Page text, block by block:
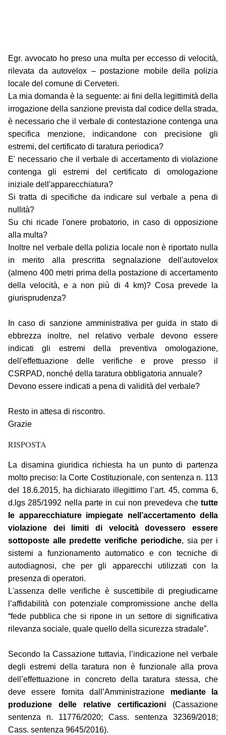
Egr. avvocato ho preso una multa per eccesso di velocità,
rilevata da autovelox – postazione mobile della polizia
locale del comune di Cerveteri.
La mia domanda è la seguente: ai fini della legittimità della
irrogazione della sanzione prevista dal codice della strada,
è necessario che il verbale di contestazione contenga una
specifica menzione, indicandone con precisione gli
estremi, del certificato di taratura periodica?
E' necessario che il verbale di accertamento di violazione
contenga gli estremi del certificato di omologazione
iniziale dell'apparecchiatura?
Si tratta di specifiche da indicare sul verbale a pena di
nullità?
Su chi ricade l'onere probatorio, in caso di opposizione
alla multa?
Inoltre nel verbale della polizia locale non è riportato nulla
in merito alla prescritta segnalazione dell'autovelox
(almeno 400 metri prima della postazione di accertamento
della velocità, e a non più di 4 km)? Cosa prevede la
giurisprudenza?
In caso di sanzione amministrativa per guida in stato di
ebbrezza inoltre, nel relativo verbale devono essere
indicati gli estremi della preventiva omologazione,
dell'effettuazione delle verifiche e prove presso il
CSRPAD, nonché della taratura obbligatoria annuale?
Devono essere indicati a pena di validità del verbale?
Resto in attesa di riscontro.
Grazie
RISPOSTA
La disamina giuridica richiesta ha un punto di partenza
molto preciso: la Corte Costituzionale, con sentenza n. 113
del 18.6.2015, ha dichiarato illegittimo l’art. 45, comma 6,
d.lgs 285/1992 nella parte in cui non prevedeva che tutte
le apparecchiature impiegate nell’accertamento della
violazione dei limiti di velocità dovessero essere
sottoposte alle predette verifiche periodiche, sia per i
sistemi a funzionamento automatico e con tecniche di
autodiagnosi, che per gli apparecchi utilizzati con la
presenza di operatori.
L'assenza delle verifiche è suscettibile di pregiudicarne
l’affidabilità con potenziale compromissione anche della
“fede pubblica che si ripone in un settore di significativa
rilevanza sociale, quale quello della sicurezza stradale”.
Secondo la Cassazione tuttavia, l’indicazione nel verbale
degli estremi della taratura non è funzionale alla prova
dell’effettuazione in concreto della taratura stessa, che
deve essere fornita dall’Amministrazione mediante la
produzione delle relative certificazioni (Cassazione
sentenza n. 11776/2020; Cass. sentenza 32369/2018;
Cass. sentenza 9645/2016).